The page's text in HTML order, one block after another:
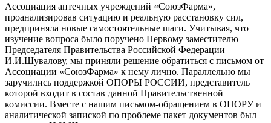
Ассоциация аптечных учреждений «СоюзФарма»,
проанализировав ситуацию и реальную расстановку сил,
предприняла новые самостоятельные шаги. Учитывая, что
изучение вопроса было поручено Первому заместителю
Председателя Правительства Российской Федерации
И.И.Шувалову, мы приняли решение обратиться с письмом от
Ассоциации «СоюзФарма» к нему лично. Параллельно мы
заручились поддержкой ОПОРЫ РОССИИ, представитель
которой входит в состав данной Правительственной
комиссии. Вместе с нашим письмом-обращением в ОПОРУ и
аналитической запиской по проблеме пакет документов был